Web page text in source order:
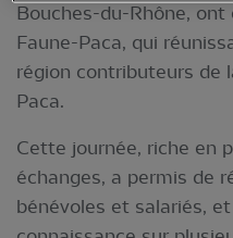
Bouches-du-Rhône,
Faune-Paca, qui
région contributeurs de
Paca.
Cette journée, riche en
échanges, a permis de
bénévoles et salariés,